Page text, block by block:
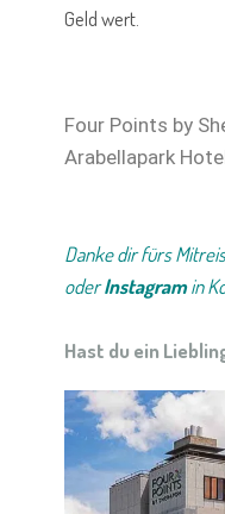
Geld wert.
Four Points by
Arabellapark
Danke dir fürs
oderInstagramin
Hast du ein